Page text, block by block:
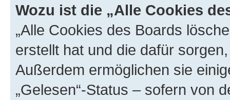
Wozu ist die „Alle Cookies
„Alle Cookies des Boards
erstellt hat und die dafür
Außerdem ermöglichen sie
„Gelesen“-Status – sofern von